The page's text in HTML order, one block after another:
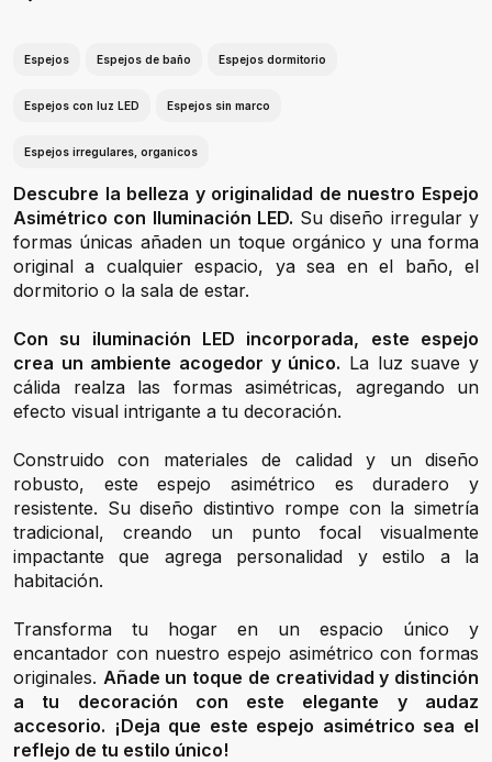
Espejos Espejos de baño Espejos dormitorio
Espejos con luz LED Espejos sin marco
Espejos irregulares, organicos
Descubre la belleza y originalidad de nuestro Espejo
Asimétrico con Iluminación LED. Su diseño irregular y
formas únicas añaden un toque orgánico y una forma
original a cualquier espacio, ya sea en el baño, el
dormitorio o la sala de estar.
Con su iluminación LED incorporada, este espejo
crea un ambiente acogedor y único. La luz suave y
cálida realza las formas asimétricas, agregando un
efecto visual intrigante a tu decoración.
Construido con materiales de calidad y un diseño
robusto, este espejo asimétrico es duradero y
resistente. Su diseño distintivo rompe con la simetría
tradicional, creando un punto focal visualmente
impactante que agrega personalidad y estilo a la
habitación.
Transforma tu hogar en un espacio único y
encantador con nuestro espejo asimétrico con formas
originales. Añade un toque de creatividad y distinción
a tu decoración con este elegante y audaz
accesorio. ¡Deja que este espejo asimétrico sea el
reflejo de tu estilo único!